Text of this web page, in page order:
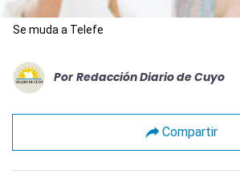
Se muda a Telefe
Por Redacción Diario de Cuyo
Compartir